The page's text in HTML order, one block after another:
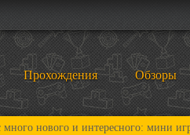
Прохождения Обзоры
и интересного: мини игры,